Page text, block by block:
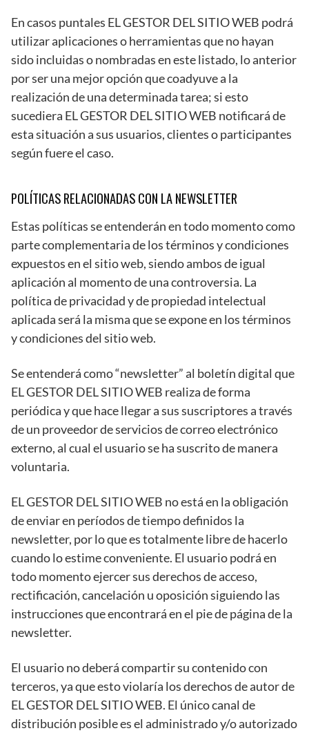
En casos puntales EL GESTOR DEL SITIO WEB podrá
utilizar aplicaciones o herramientas que no hayan
sido incluidas o nombradas en este listado, lo anterior
por ser una mejor opción que coadyuve a la
realización de una determinada tarea; si esto
sucediera EL GESTOR DEL SITIO WEB notificará de
esta situación a sus usuarios, clientes o participantes
según fuere el caso.
POLÍTICAS RELACIONADAS CON LA NEWSLETTER
Estas políticas se entenderán en todo momento como
parte complementaria de los términos y condiciones
expuestos en el sitio web, siendo ambos de igual
aplicación al momento de una controversia. La
política de privacidad y de propiedad intelectual
aplicada será la misma que se expone en los términos
y condiciones del sitio web.
Se entenderá como “newsletter” al boletín digital que
EL GESTOR DEL SITIO WEB realiza de forma
periódica y que hace llegar a sus suscriptores a través
de un proveedor de servicios de correo electrónico
externo, al cual el usuario se ha suscrito de manera
voluntaria.
EL GESTOR DEL SITIO WEB no está en la obligación
de enviar en períodos de tiempo definidos la
newsletter, por lo que es totalmente libre de hacerlo
cuando lo estime conveniente. El usuario podrá en
todo momento ejercer sus derechos de acceso,
rectificación, cancelación u oposición siguiendo las
instrucciones que encontrará en el pie de página de la
newsletter.
El usuario no deberá compartir su contenido con
terceros, ya que esto violaría los derechos de autor de
EL GESTOR DEL SITIO WEB. El único canal de
distribución posible es el administrado y/o autorizado